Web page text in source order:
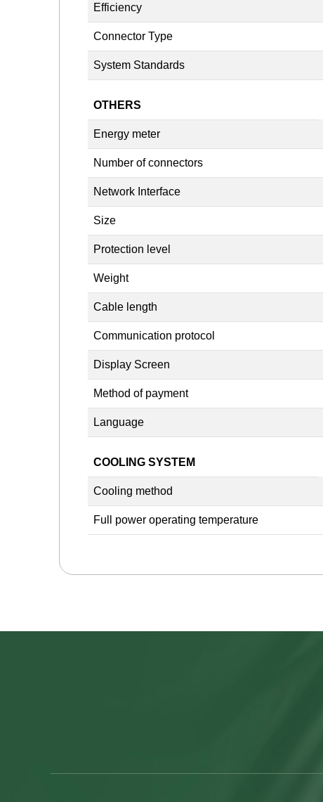
Efficiency
Connector Type
System Standards
OTHERS
Energy meter
Number of connectors
Network Interface
Size
Protection level
Weight
Cable length
Communication protocol
Display Screen
Method of payment
Language
COOLING SYSTEM
Cooling method
Full power operating temperature